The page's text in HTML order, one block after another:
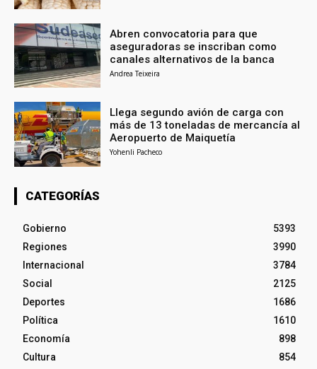
Abren convocatoria para que
aseguradoras se inscriban como
canales alternativos de la banca
Andrea Teixeira
Llega segundo avión de carga con
más de 13 toneladas de mercancía al
Aeropuerto de Maiquetía
Yohenli Pacheco
CATEGORÍAS
Gobierno
5393
Regiones
3990
Internacional
3784
Social
2125
Deportes
1686
Política
1610
Economía
898
Cultura
854